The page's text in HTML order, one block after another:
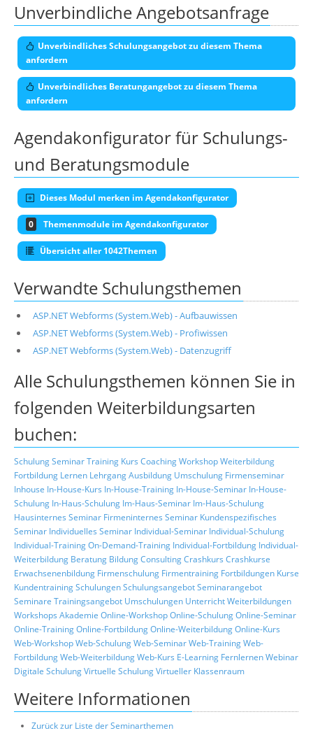
Unverbindliche Angebotsanfrage
Unverbindliches Schulungsangebot zu diesem Thema
anfordern
Unverbindliches Beratungangebot zu diesem Thema
anfordern
Agendakonfigurator für Schulungs-
und Beratungsmodule
Dieses Modul merken im Agendakonfigurator
0 Themenmodule im Agendakonfigurator
Übersicht aller 1042Themen
Verwandte Schulungsthemen
ASP.NET Webforms (System.Web) - Aufbauwissen
ASP.NET Webforms (System.Web) - Profiwissen
ASP.NET Webforms (System.Web) - Datenzugriff
Alle Schulungsthemen können Sie in
folgenden Weiterbildungsarten
buchen:
SchulungSeminarTraining Kurs CoachingWorkshopWeiterbildung
Fortbildung Lernen LehrgangAusbildung Umschulung Firmenseminar
Inhouse In-House-Kurs In-House-Training In-House-Seminar In-House-
Schulung In-Haus-Schulung Im-Haus-Seminar Im-Haus-Schulung
Hausinternes Seminar Firmeninternes Seminar Kundenspezifisches
Seminar Individuelles Seminar Individual-Seminar Individual-Schulung
Individual-TrainingOn-Demand-Training Individual-Fortbildung Individual-
Weiterbildung Beratung BildungConsultingCrashkurs Crashkurse
Erwachsenenbildung Firmenschulung Firmentraining Fortbildungen Kurse
KundentrainingSchulungenSchulungsangebotSeminarangebot
Seminare Trainingsangebot Umschulungen UnterrichtWeiterbildungen
Workshops Akademie Online-WorkshopOnline-SchulungOnline-Seminar
Online-TrainingOnline-FortbildungOnline-WeiterbildungOnline-Kurs
Web-WorkshopWeb-SchulungWeb-SeminarWeb-TrainingWeb-
FortbildungWeb-WeiterbildungWeb-Kurs E-Learning FernlernenWebinar
Digitale SchulungVirtuelle SchulungVirtueller Klassenraum
Weitere Informationen
Zurück zur Liste der Seminarthemen